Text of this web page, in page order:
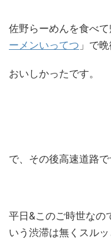
佐野らーめんを食べ
ーメンいってつ 」で晩
おいしかったです。
で、その後高速道路で
平日&このご時世なの
いう渋滞は無くスルッ